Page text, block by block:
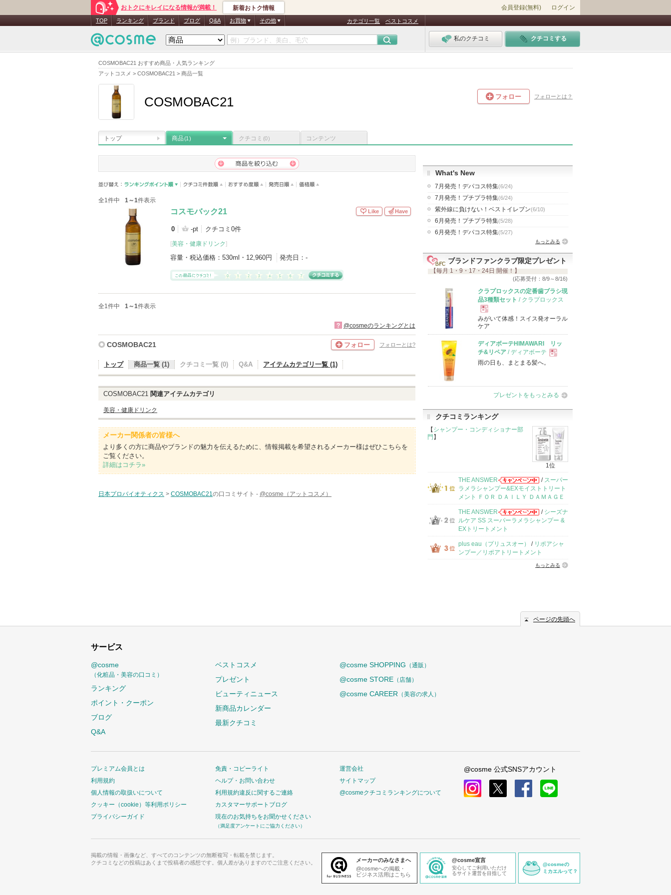
COSMOBAC21 おすすめ商品・人気ランキング
アットコスメ > COSMOBAC21 > 商品一覧
おトクにキレイになる情報が満載！ 新着おトク情報 会員登録(無料) ログイン
TOP ランキング ブランド ブログ Q&A お買物 その他 カテゴリ一覧 ベストコスメ
私のクチコミ クチコミする
COSMOBAC21 フォロー フォローとは？
トップ 商品(1) クチコミ (0) コンテンツ
全1件中 1～1件表示
コスモバック21
0 -pt クチコミ0件
[美容・健康ドリンク]
容量・税込価格： 530ml・12,960円 発売日： -
Like Have
全1件中 1～1件表示
? @cosmeのランキングとは
COSMOBAC21 フォロー フォローとは?
トップ 商品一覧 (1) クチコミ一覧 (0) Q&A アイテムカテゴリ一覧 (1)
COSMOBAC21 関連アイテムカテゴリ
美容・健康ドリンク
メーカー関係者の皆様へ
より多くの方に商品やブランドの魅力を伝えるために、情報掲載を希望されるメーカー様はぜひこちらを
ご覧ください。
詳細はコチラ»
日本プロバイオティクス > COSMOBAC21の口コミサイト - @cosme（アットコスメ）
What's New
7月発売！デパコス特集(6/24)
7月発売！プチプラ特集(6/24)
紫外線に負けない！ベストイレブン(6/10)
6月発売！プチプラ特集(5/28)
6月発売！デパコス特集(5/27)
もっとみる
ブランドファンクラブ限定プレゼント
【毎月 1・9・17・24日 開催！】
(応募受付：8/9～8/16)
クラプロックスの定番歯ブラシ現
品3種類セット / クラプロックス
現
品
みがいて体感！スイス発オーラル
ケア
ディアボーテHIMAWARI リッ
チ&リペア / ディアボーテ
品
雨の日も、まとまる髪へ。
プレゼントをもっとみる
クチコミランキング
【 シャンプー・コンディショナー部
門 】
1位
THE ANSWER / スーパー
ラメラシャンプー&EXモイストトリート
メント ＦＯＲ ＤＡＩＬＹ ＤＡＭＡＧＥ
THE ANSWER / シーズナ
ルケア SS スーパーラメラシャンプー &
EXトリートメント
plus eau（プリュスオー） / リポアシャ
ンプー／リポアトリートメント
もっとみる
ページの先頭へ
サービス
@cosme
（化粧品・美容の口コミ）
ランキング
ポイント・クーポン
ブログ
Q&A
ベストコスメ
プレゼント
ビューティニュース
新商品カレンダー
最新クチコミ
@cosme SHOPPING （通販）
@cosme STORE （店舗）
@cosme CAREER （美容の求人）
プレミアム会員とは
利用規約
個人情報の取扱いについて
クッキー（cookie）等利用ポリシー
プライバシーガイド
免責・コピーライト
ヘルプ・お問い合わせ
利用規約違反に関するご連絡
カスタマーサポートブログ
現在のお気持ちをお聞かせください
（満足度アンケートにご協力ください）
運営会社
サイトマップ
@cosmeクチコミランキングについて
@cosme 公式SNSアカウント
掲載の情報・画像など、すべてのコンテンツの無断複写・転載を禁じます。
クチコミなどの投稿はあくまで投稿者の感想です。個人差がありますのでご注意ください。
メーカーのみなさまへ
@cosmeへの掲載・
ビジネス活用はこちら
@cosme宣言
安心してご利用いただけ
るサイト運営を目指して
@cosmeの
ミカエルって？